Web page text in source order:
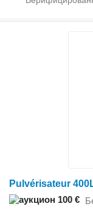
Pulvérisateur
100 €